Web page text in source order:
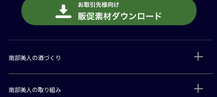
南部美人の酒づくり
南部美人の取り組み